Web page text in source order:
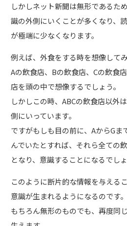
しかしネット新聞は無形であるた
識の外側にいくことが多くなり、
が極端に少なくなります。
例えば、外食をする時を想像して
Aの飲食店、Bの飲食店、Cの飲食
店を頭の中で想像するでしょう。
しかしこの時、ABCの飲食店以外
側にいっています。
ですがもしも目の前に、AからGま
んでいたとすれば、それら全ての
となり、意識することになるでしょ
このように断片的な情報を与える
意識が生まれるようになるのです。
もちろん無形のものでも、再度同